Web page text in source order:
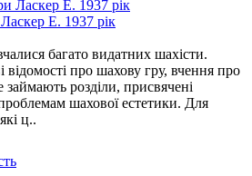
Е. 1937 рік
багато видатних шахісти.
відомості про шахову гру, вчення про
розділи, присвячені
шахової естетики. Для
ц..